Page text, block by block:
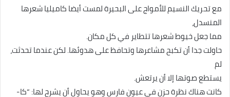
مع تحريك النسيم للأمواج على البحيرة لمست أيضا كاميليا شعرها
المنسدل،
مما جعل خيوط شعرها تتطاير في كل مكان.
حاولت جدا أن تكبح مشاعرها وتحافظ على هدوئها. لكن عندما تحدثت،
لم
يستطع صوتها إلا أن يرتعش.
كانت هناك نظرة حزن في عيون فارس وهو يحاول أن يشرح لها: “كا-